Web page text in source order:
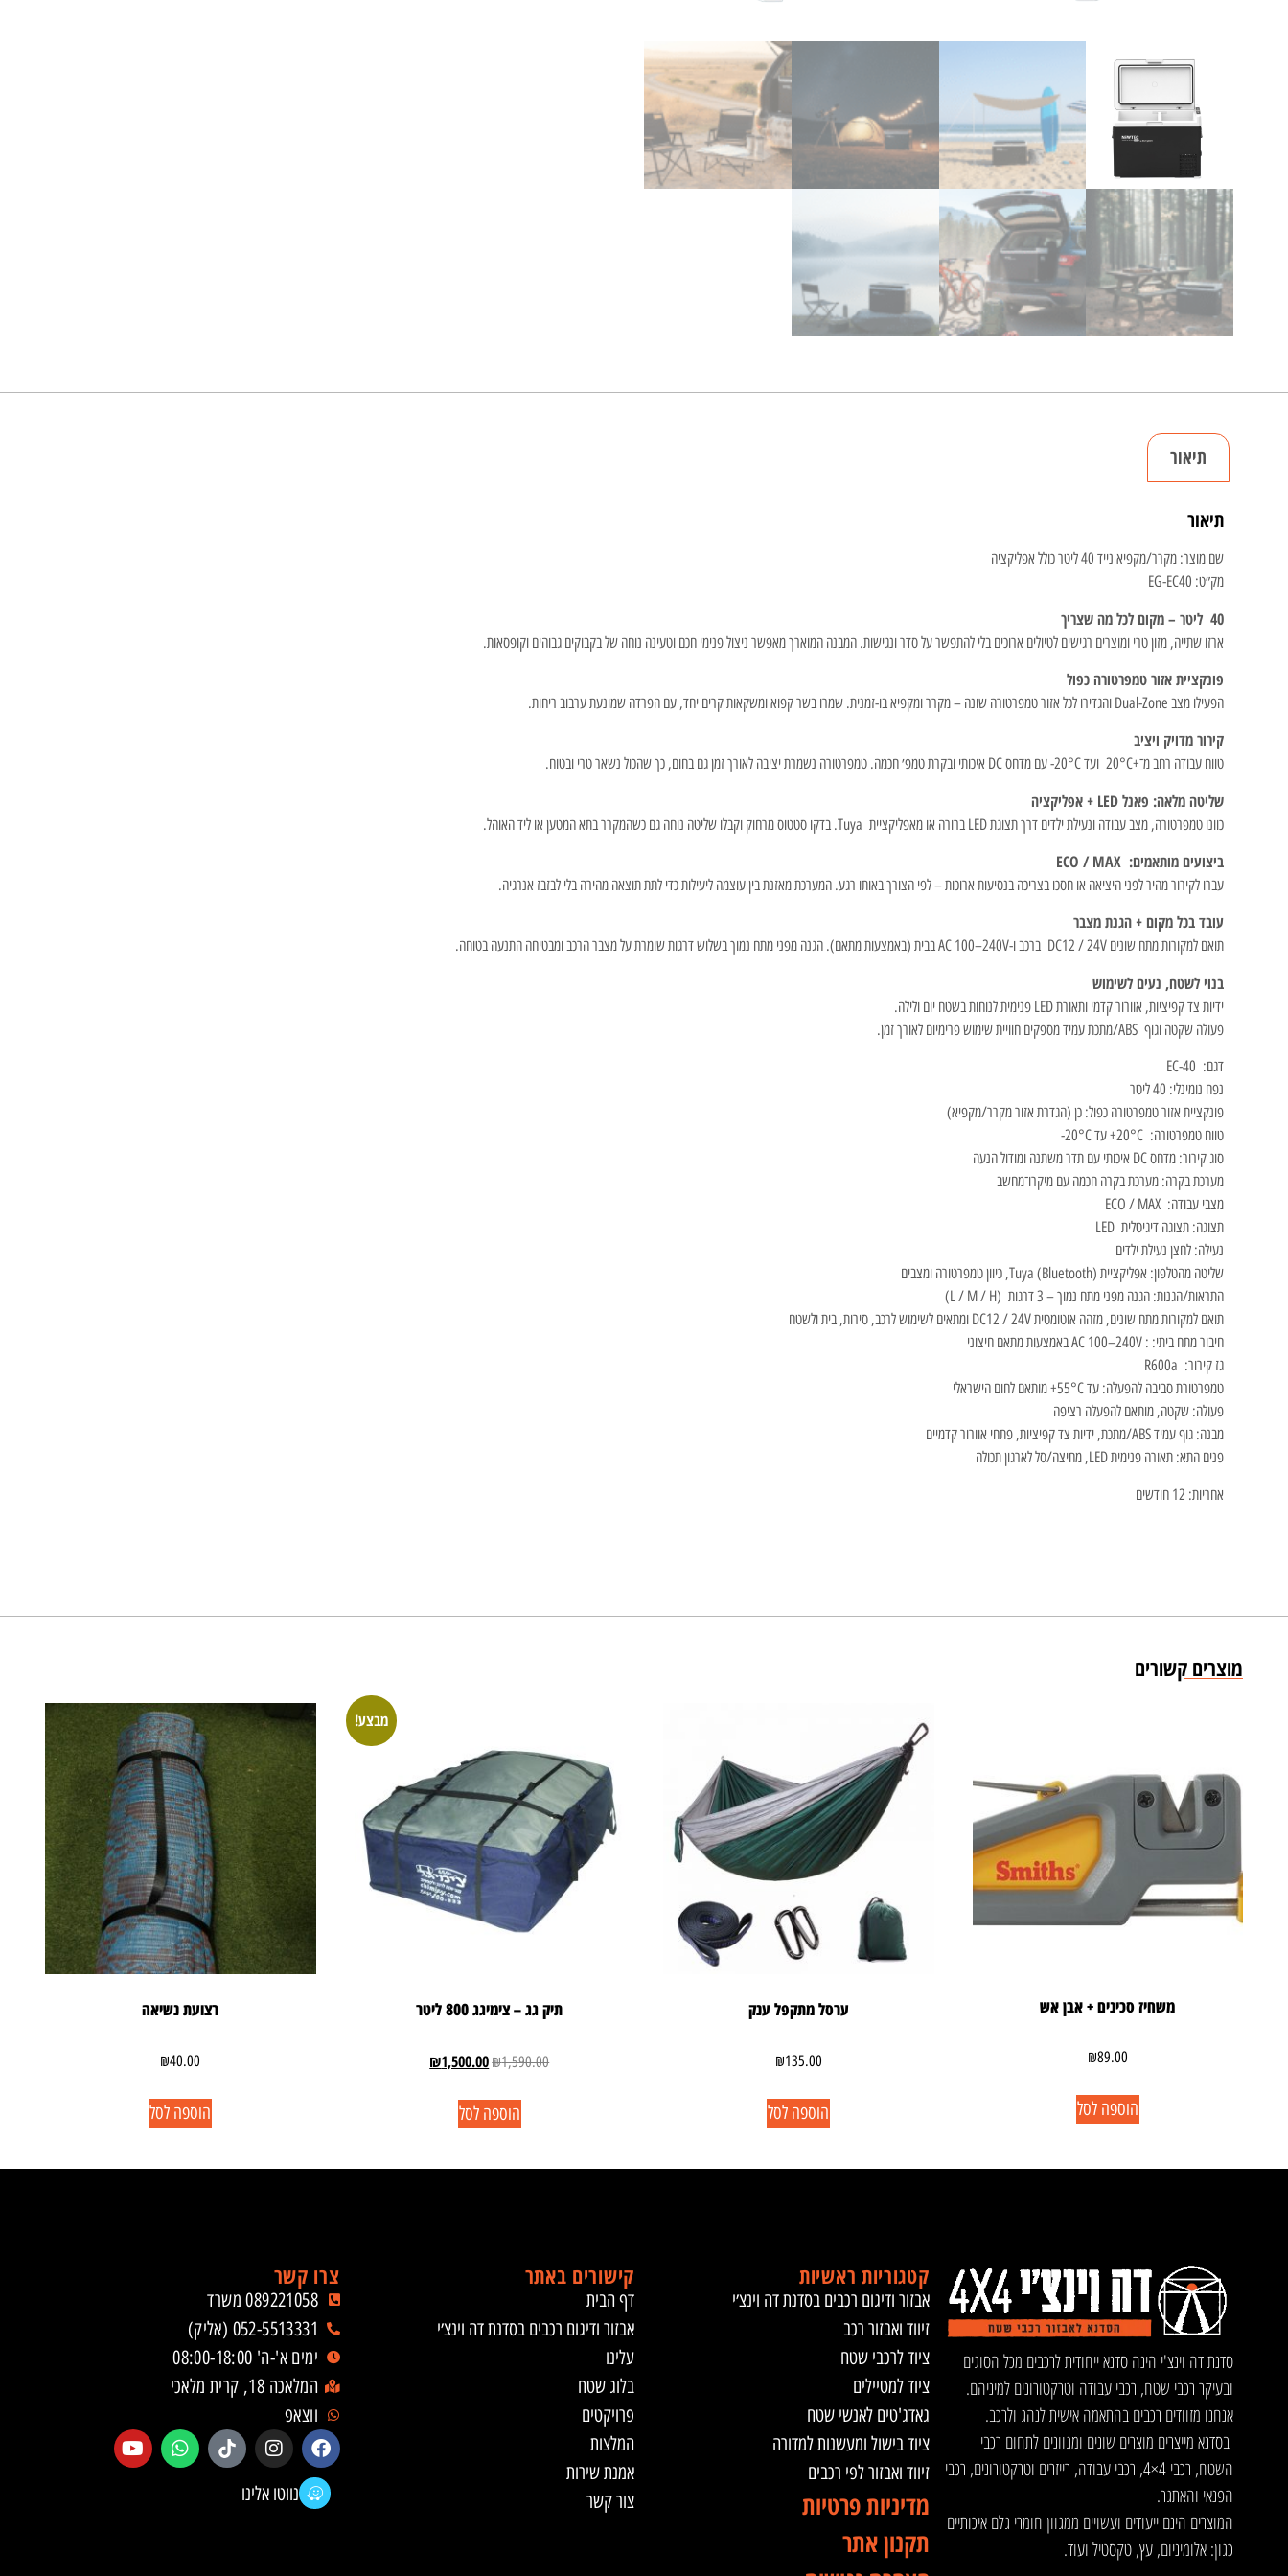
תיאור
תיאור
שם מוצר: מקרר/מקפיא נייד 40 ליטר כולל אפליקציה
מק״ט: EG-EC40
40 ליטר – מקום לכל מה שצריך
ארזו שתייה, מזון טרי ומוצרים רגישים לטיולים ארוכים בלי להתפשר על סדר ונגישות. המבנה המוארך מאפשר ניצול פנימי חכם וטעינה נוחה של בקבוקים גבוהים וקופסאות.
פונקציית אזור טמפרטורה כפול
הפעילו מצב Dual-Zone והגדירו לכל אזור טמפרטורה שונה – מקרר ומקפיא בו-זמנית. שמרו בשר קפוא ומשקאות קרים יחד, עם הפרדה שמונעת ערבוב ריחות.
קירור מדויק ויציב
טווח עבודה רחב מ־+20°C ועד ‎-20°C עם מדחס DC איכותי ובקרת טמפ׳ חכמה. טמפרטורה נשמרת יציבה לאורך זמן גם בחום, כך שהכול נשאר טרי ובטוח.
שליטה מלאה: פאנל LED + אפליקציה
כוונו טמפרטורה, מצב עבודה ונעילת ילדים דרך תצוגת LED ברורה או מאפליקציית Tuya. בדקו סטטוס מרחוק וקבלו שליטה נוחה גם כשהמקרר בתא המטען או ליד האוהל.
ביצועים מותאמים: ECO / MAX
עברו לקירור מהיר לפני היציאה או חסכו בצריכה בנסיעות ארוכות – לפי הצורך באותו רגע. המערכת מאזנת בין עוצמה ליעילות כדי לתת תוצאה מהירה בלי לבזבז אנרגיה.
עובד בכל מקום + הגנת מצבר
תואם למקורות מתח שונים DC12 / 24V ברכב ו-AC 100–240V בבית (באמצעות מתאם). הגנה מפני מתח נמוך בשלוש דרגות שומרת על מצבר הרכב ומבטיחה התנעה בטוחה.
בנוי לשטח, נעים לשימוש
ידיות צד קפיציות, אוורור קדמי ותאורת LED פנימית לנוחות בשטח יום ולילה.
פעולה שקטה וגוף ABS/מתכת עמיד מספקים חוויית שימוש פרימיום לאורך זמן.
דגם: EC-40
נפח נומינלי: 40 ליטר
פונקציית אזור טמפרטורה כפול: כן (הגדרת אזור מקרר/מקפיא)
טווח טמפרטורה: ‎+20°C עד ‎-20°C
סוג קירור: מדחס DC איכותי עם תדר משתנה ומודול הנעה
מערכת בקרה: מערכת בקרה חכמה עם מיקרו־מחשב
מצבי עבודה: ECO / MAX
תצוגה: תצוגה דיגיטלית LED
נעילה: לחצן נעילת ילדים
שליטה מהטלפון: אפליקציית Tuya (Bluetooth), כיוון טמפרטורה ומצבים
התראות/הגנות: הגנה מפני מתח נמוך – 3 דרגות (L / M / H)
תואם למקורות מתח שונים, מזהה אוטומטית DC12 / 24V ומתאים לשימוש לרכב, סירות, בית ולשטח
חיבור מתח ביתי: : AC ‎100–240V באמצעות מתאם חיצוני
גז קירור: R600a
טמפרטורת סביבה להפעלה: עד ‎+55°C מותאם לחום הישראלי
פעולה: שקטה, מותאם להפעלה רציפה
מבנה: גוף עמיד ABS/מתכת, ידיות צד קפיציות, פתחי אוורור קדמיים
פנים התא: תאורה פנימית LED, מחיצה/סל לארגון תכולה
אחריות: 12 חודשים
מוצרים קשורים
משחיז סכינים + אבן אש
₪89.00
הוספה לסל
ערסל מתקפל ענק
₪135.00
הוספה לסל
מבצע!
תיק גג – צימיגג 800 ליטר
₪1,590.00
₪1,500.00
הוספה לסל
רצועת נשיאה
₪40.00
הוספה לסל
סדנת דה וינצ'י הינה סדנא ייחודית לרכבים מכל הסוגים
ובעיקר רכבי שטח, רכבי עבודה וטרקטורונים למיניהם.
אנחנו מזוודים רכבים בהתאמה אישית לנהג ולרכב.
בסדנא מייצרים מוצרים שונים ומגוונים לתחום רכבי
השטח, רכבי 4×4, רכבי עבודה, רייזרים וטרקטורונים, רכבי
הפנאי והאתגר.
המוצרים הינם ייעודים ועשויים ממגוון חומרי גלם איכותיים
כגון: אלומיניום, עץ, טקסטיל ועוד.
קטגוריות ראשיות
אבזור ודיגום רכבים בסדנת דה וינצ׳י
זיווד ואבזור רכב
ציוד לרכבי שטח
ציוד למטיילים
גאדג'טים לאנשי שטח
ציוד בישול ומעשנות למדורה
זיווד ואבזור לפי רכבים
מדיניות פרטיות
תקנון אתר
קישורים באתר
דף הבית
אבזור ודיגום רכבים בסדנת דה וינצ׳י
עלינו
בלוג שטח
פרויקטים
המלצות
אמנת שירות
צור קשר
צרו קשר
089221058 משרד
052-5513331 (אליק)
ימים א'-ה' 08:00-18:00
המלאכה 18, קרית מלאכי
ווצאפ
נווטו אלינו